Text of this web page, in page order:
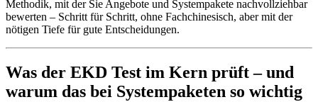
Methodik, mit der Sie Angebote und Systempakete nachvollziehbar
bewerten – Schritt für Schritt, ohne Fachchinesisch, aber mit der
nötigen Tiefe für gute Entscheidungen.
Was der EKD Test im Kern prüft – und
warum das bei Systempaketen so wichtig